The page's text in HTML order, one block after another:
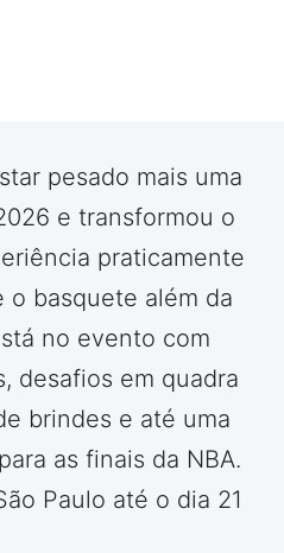
pesado mais uma
e transformou o
praticamente
basquete além da
no evento com
desafios em quadra
brindes e até uma
as finais da NBA.
Paulo até o dia 21